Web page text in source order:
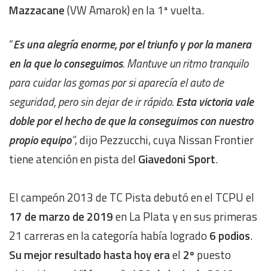
Mazzacane(VW Amarok) en la 1ª vuelta.
“Es una alegría enorme, por el triunfo y por la manera
en la que lo conseguimos. Mantuve un ritmo tranquilo
para cuidar las gomas por si aparecía el auto de
seguridad, pero sin dejar de ir rápido.Esta victoria vale
doble por el hecho de que la conseguimos con nuestro
propio equipo”, dijo Pezzucchi, cuya Nissan Frontier
tiene atención en pista del Giavedoni Sport.
El campeón 2013 de TC Pista debutó en el TCPU el
17 de marzo de 2019en La Plata y en sus primeras
21 carreras en la categoría había logrado 6 podios.
Su mejor resultado hasta hoy erael 2º puesto